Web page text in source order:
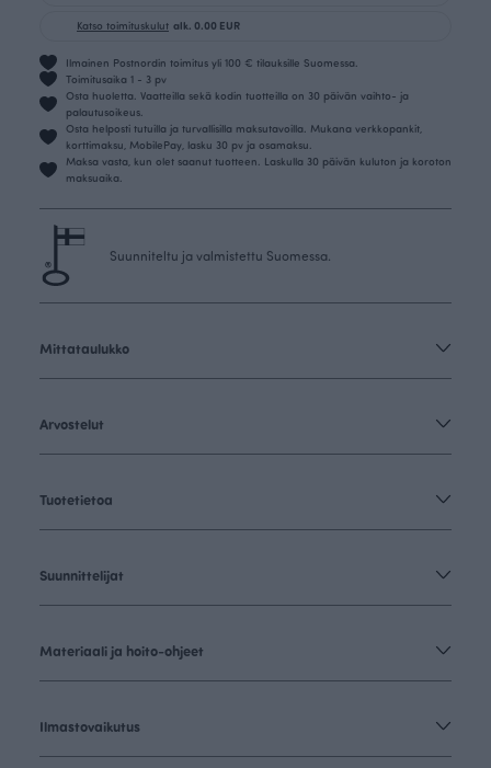
Katso toimituskulut alk. 0.00 EUR
Ilmainen Postnordin toimitus yli 100 € tilauksille Suomessa.
Toimitusaika 1 - 3 pv
Osta huoletta. Vaatteilla sekä kodin tuotteilla on 30 päivän vaihto- ja
palautusoikeus.
Osta helposti tutuilla ja turvallisilla maksutavoilla. Mukana verkkopankit,
korttimaksu, MobilePay, lasku 30 pv ja osamaksu.
Maksa vasta, kun olet saanut tuotteen. Laskulla 30 päivän kuluton ja koroton
maksuaika.
Suunniteltu ja valmistettu Suomessa.
Mittataulukko
Arvostelut
Tuotetietoa
Suunnittelijat
Materiaali ja hoito-ohjeet
Ilmastovaikutus